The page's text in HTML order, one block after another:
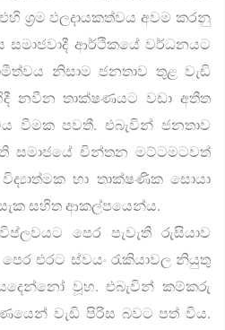
ශ්‍රම ඵලදායකත්වය අවම කරනු
සමාජවාදී ආර්ථිකයේ වර්ධනයට
නිසාම ජනතාව තුළ වැඩි
නවීන තාක්ෂණයට වඩා අතීත
වීමක පවතී. එබැවින් ජනතාව
සමාජයේ චින්තන මට්ටමටවත්
හා තාක්ෂණික සොයා
සහිත ආකල්පයෙන්ය.
පෙර පැවැති රුසියාව
එරට ස්වයං රැකියාවල නියුතු
වූහ. එබැවින් කම්කරු
වැඩි පිරිස බවට පත් විය.